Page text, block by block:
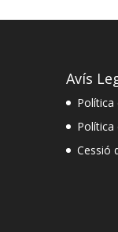
Avís
Política
Política
Cessió